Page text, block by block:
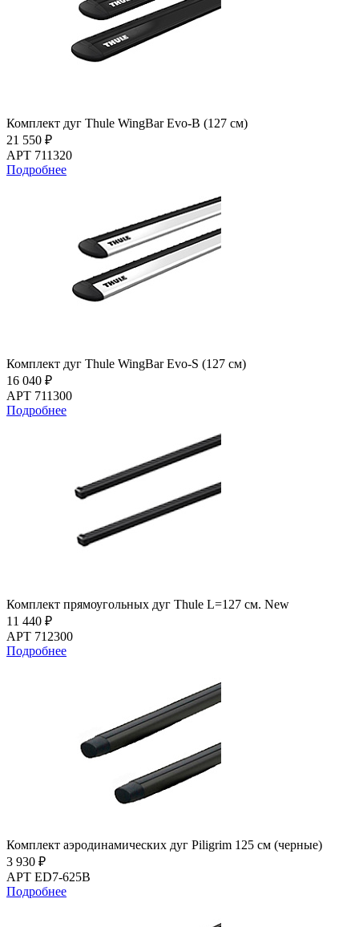
Комплект дуг Thule WingBar Evo-B (127 см)
21 550 ₽
АРТ 711320
Подробнее
Комплект дуг Thule WingBar Evo-S (127 см)
16 040 ₽
АРТ 711300
Подробнее
Комплект прямоугольных дуг Thule L=127 см. New
11 440 ₽
АРТ 712300
Подробнее
Комплект аэродинамических дуг Piligrim 125 см (черные)
3 930 ₽
АРТ ED7-625B
Подробнее